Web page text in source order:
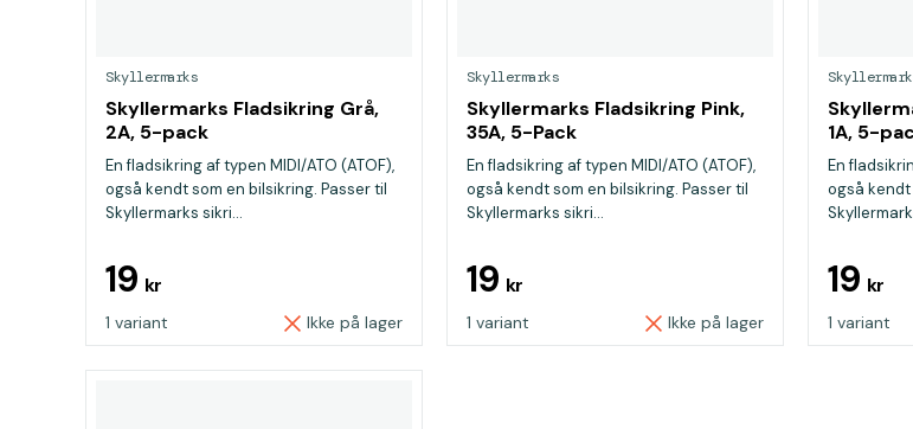
Skyllermarks
Skyllermarks Fladsikring Grå,
2A, 5-pack
En fladsikring af typen MIDI/ATO (ATOF),
også kendt som en bilsikring. Passer til
Skyllermarks sikri...
19 kr
1 variant Ikke på lager
Skyllermarks
Skyllermarks Fladsikring Pink,
35A, 5-Pack
En fladsikring af typen MIDI/ATO (ATOF),
også kendt som en bilsikring. Passer til
Skyllermarks sikri...
19 kr
1 variant Ikke på lager
1A, 5-
En
også kendt
19 kr
1 variant